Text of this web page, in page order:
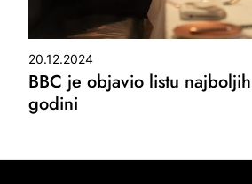
20.12.2024
BBC je objavio listu
godini